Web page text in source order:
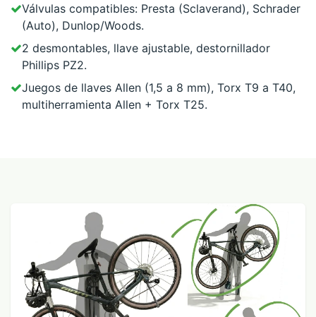
Válvulas compatibles: Presta (Sclaverand), Schrader
(Auto), Dunlop/Woods.
2 desmontables, llave ajustable, destornillador
Phillips PZ2.
Juegos de llaves Allen (1,5 a 8 mm), Torx T9 a T40,
multiherramienta Allen + Torx T25.